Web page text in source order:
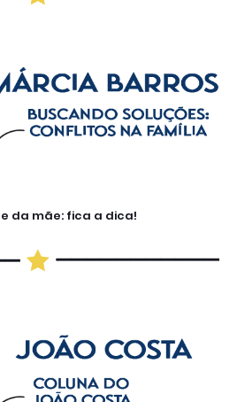
da mãe: fica a dica!